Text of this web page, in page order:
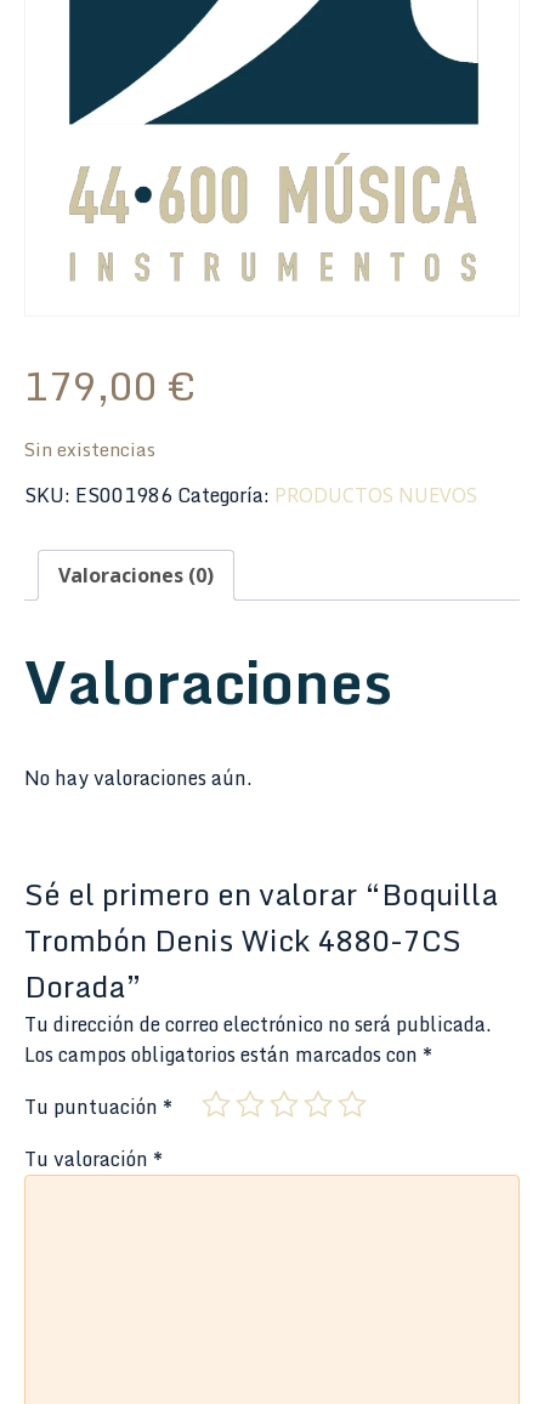
179,00 €
Sin existencias
SKU: ES001986Categoría: PRODUCTOS NUEVOS
Valoraciones (0)
Valoraciones
No hay valoraciones aún.
Sé el primero en valorar “Boquilla
Trombón Denis Wick 4880-7CS
Dorada”
Tu dirección de correo electrónico no será publicada.
Los campos obligatorios están marcados con *
Tu puntuación *
Tu valoración *